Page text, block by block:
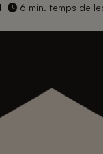
6 min. temps de